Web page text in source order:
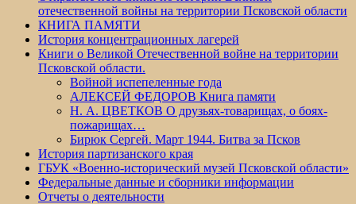
отечественной войны на территории Псковской области
КНИГА ПАМЯТИ
История концентрационных лагерей
Книги о Великой Отечественной войне на территории
Псковской области.
Войной испепеленные года
АЛЕКСЕЙ ФЕДОРОВ Книга памяти
Н. А. ЦВЕТКОВ О друзьях-товарищах, о боях-
пожарищах…
Бирюк Сергей. Март 1944. Битва за Псков
История партизанского края
ГБУК «Военно-исторический музей Псковской области»
Федеральные данные и сборники информации
Отчеты о деятельности